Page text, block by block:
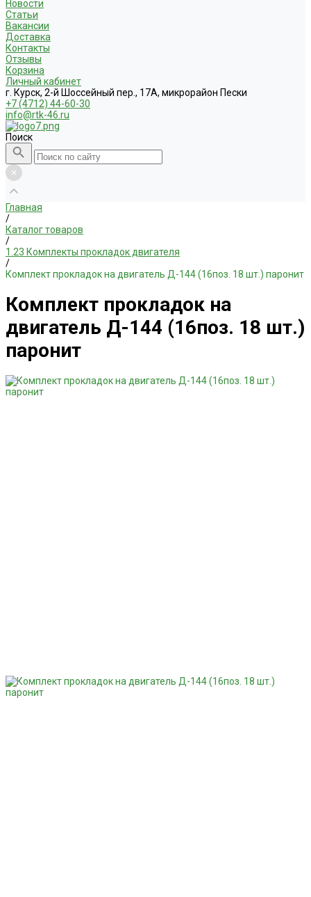
Новости
Статьи
Вакансии
Доставка
Контакты
Отзывы
Корзина
Личный кабинет
г. Курск, 2-й Шоссейный пер., 17А, микрорайон Пески
+7 (4712) 44-60-30
info@rtk-46.ru
Поиск
Главная
/
Каталог товаров
/
1.23 Комплекты прокладок двигателя
/
Комплект прокладок на двигатель Д-144 (16поз. 18 шт.) паронит
Комплект прокладок на
двигатель Д-144 (16поз. 18 шт.)
паронит